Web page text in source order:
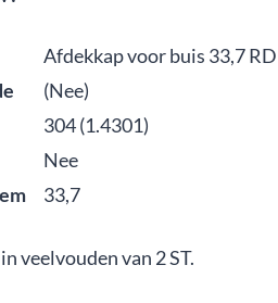
Afdekkap voor buis 33,7
(Nee)
304 (1.4301)
Nee
33,7
veelvouden van 2 ST.